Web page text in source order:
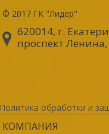
© 2017 ГК "Лидер"
620014, г.
проспект
Политика обработки и
КОМПАНИЯ